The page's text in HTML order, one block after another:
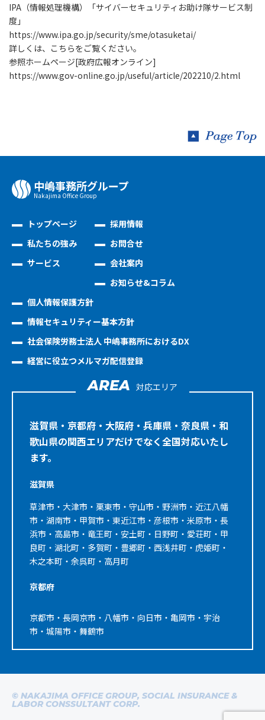
IPA（情報処理機構）「サイバーセキュリティお助け隊サービス制
度」
https://www.ipa.go.jp/security/sme/otasuketai/
詳しくは、こちらをご覧ください。
参照ホームページ[政府広報オンライン]
https://www.gov-online.go.jp/useful/article/202210/2.html
中嶋事務所グループ
Nakajima Oﬃce Group
トップページ
私たちの強み
サービス
採用情報
お問合せ
会社案内
お知らせ&コラム
個人情報保護方針
情報セキュリティー基本方針
社会保険労務士法人 中嶋事務所におけるDX
経営に役立つメルマガ配信登録
AREA 対応エリア
滋賀県・京都府・大阪府・兵庫県・奈良県・和
歌山県の関西エリアだけでなく全国対応いたし
ます。
滋賀県
草津市・大津市・栗東市・守山市・野洲市・近江八幡
市・湖南市・甲賀市・東近江市・彦根市・米原市・長
浜市・高島市・竜王町・安土町・日野町・愛荘町・甲
良町・湖北町・多賀町・豊郷町・西浅井町・虎姫町・
木之本町・余呉町・高月町
京都府
京都市・長岡京市・八幡市・向日市・亀岡市・宇治
市・城陽市・舞鶴市
© NAKAJIMA OFFICE GROUP, SOCIAL INSURANCE &
LABOR CONSSULTANT CORP.